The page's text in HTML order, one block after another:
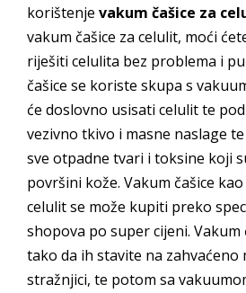
korištenje vakum čašice za
vakum čašice za celulit, moći
riješiti celulita bez problema i
čašice se koriste skupa s
će doslovno usisati celulit te
vezivno tkivo i masne naslage
sve otpadne tvari i toksine koji
površini kože. Vakum čašice
celulit se može kupiti preko
shopova po super cijeni. Vakum
tako da ih stavite na zahvaćeno
stražnjici, te potom sa